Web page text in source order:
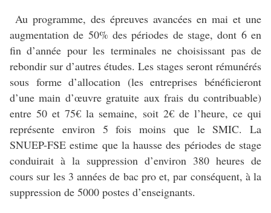
Au programme, des épreuves avancées en mai et une
augmentation de 50% des périodes de stage, dont 6 en
fin d’année pour les terminales ne choisissant pas de
rebondir sur d’autres études. Les stages seront rémunérés
sous forme d’allocation (les entreprises bénéficieront
d’une main d’œuvre gratuite aux frais du contribuable)
entre 50 et 75€ la semaine, soit 2€ de l’heure, ce qui
représente environ 5 fois moins que le SMIC. La
SNUEP-FSE estime que la hausse des périodes de stage
conduirait à la suppression d’environ 380 heures de
cours sur les 3 années de bac pro et, par conséquent, à la
suppression de 5000 postes d’enseignants.